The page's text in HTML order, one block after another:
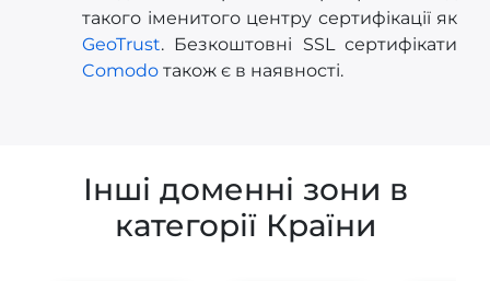
такого іменитого центру сертифікації як
GeoTrust. Безкоштовні SSL сертифікати
Comodo також є в наявності.
Інші доменні зони в
категорії Країни